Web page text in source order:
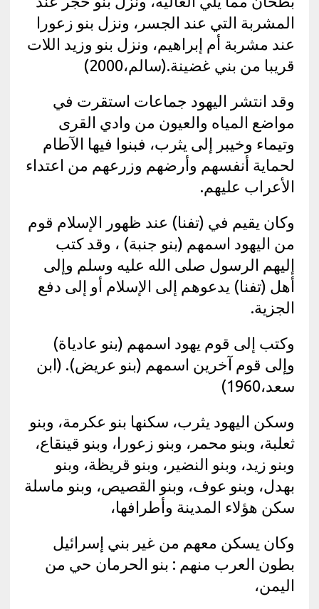
المشربة التي عند الجسر، ونزل بنو زعورا
عند مشربة أم إبراهيم، ونزل بنو وزيد اللات
قريبا من بني غضينة.(سالم،2000)
وقد انتشر اليهود جماعات استقرت في
مواضع المياه والعيون من وادي القرى
وتيماء وخيبر إلى يثرب، فبنوا فيها الآطام
لحماية أنفسهم وأرضهم وزرعهم من اعتداء
الأعراب عليهم.
وكان يقيم في (تفنا) عند ظهور الإسلام قوم
من اليهود اسمهم (بنو جنبة) ، وقد كتب
إليهم الرسول صلى الله عليه وسلم وإلى
أهل (تفنا) يدعوهم إلى الإسلام أو إلى دفع
الجزية.
وكتب إلى قوم يهود اسمهم (بنو عادياة)
وإلى قوم آخرين اسمهم (بنو عريض). (ابن
سعد،1960)
وسكن اليهود يثرب، سكنها بنو عكرمة، وبنو
ثعلبة، وبنو محمر، وبنو زعورا، وبنو قينقاع،
وبنو زيد، وبنو النضير، وبنو قريظة، وبنو
بهدل، وبنو عوف، وبنو القصيص، وبنو ماسلة
سكن هؤلاء المدينة وأطرافها،
وكان يسكن معهم من غير بني إسرائيل
بطون العرب منهم : بنو الحرمان حي من
اليمن،